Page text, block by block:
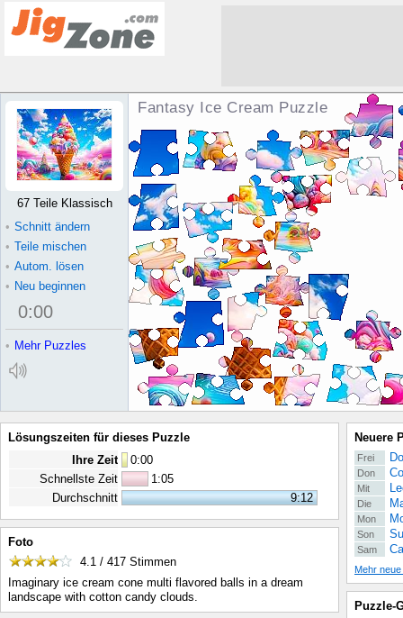
Fantasy Ice Cream Puzzle
67 Teile Klassisch
• Schnitt ändern
• Teile mischen
• Autom. lösen
• Neu beginnen
0:00
• Mehr Puzzles
Lösungszeiten für dieses Puzzle
Ihre Zeit
0:00
Schnellste Zeit
1:05
Durchschnitt
9:12
Foto
4.1 / 417 Stimmen
Imaginary ice cream cone multi flavored balls in a dream
landscape with cotton candy clouds.
Neuere
Frei
Don
Mit
Die
Mon
Son
Sam
Mehr
Puzzle-